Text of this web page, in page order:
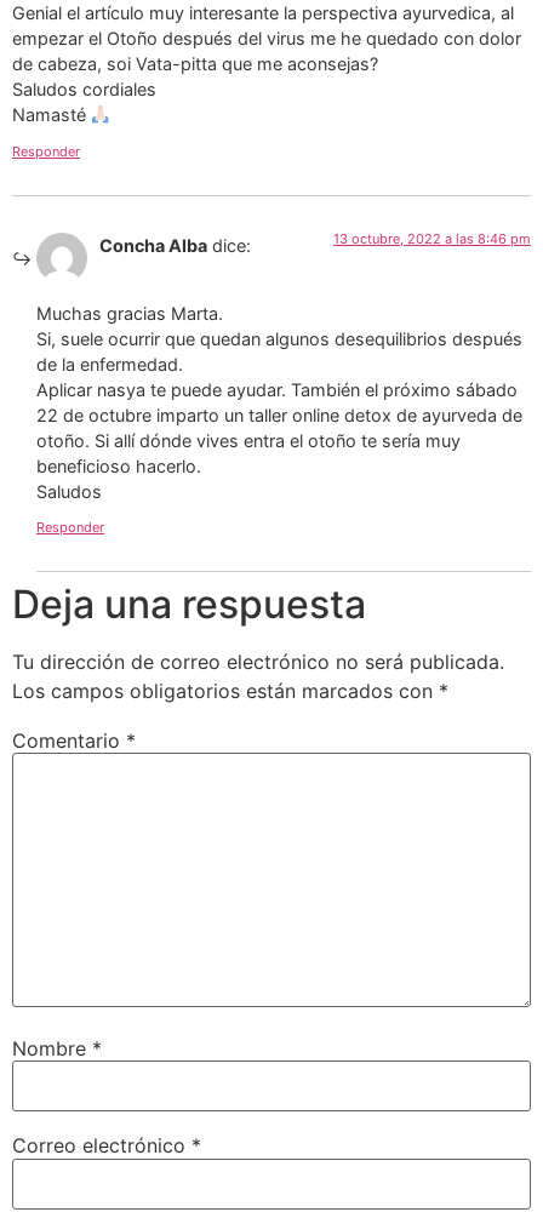
Genial el artículo muy interesante la perspectiva ayurvedica, al
empezar el Otoño después del virus me he quedado con dolor
de cabeza, soi Vata-pitta que me aconsejas?
Saludos cordiales
Namasté
Responder
Concha Alba dice: 13 octubre, 2022 a las 8:46 pm
Muchas gracias Marta.
Si, suele ocurrir que quedan algunos desequilibrios después
de la enfermedad.
Aplicar nasya te puede ayudar. También el próximo sábado
22 de octubre imparto un taller online detox de ayurveda de
otoño. Si allí dónde vives entra el otoño te sería muy
beneficioso hacerlo.
Saludos
Responder
Deja una respuesta
Tu dirección de correo electrónico no será publicada.
Los campos obligatorios están marcados con *
Comentario *
Nombre *
Correo electrónico *